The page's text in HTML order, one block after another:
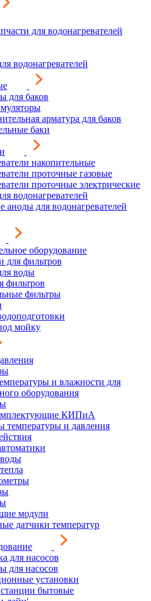
для водонагревателей
водонагревателей
для баков
арматура для баков
баки
накопительные
проточные газовые
проточные электрические
водонагревателей
аноды для водонагревателей
оборудование
для фильтров
воды
фильтров
фильтры
мойку
и влажности для
оборудования
КИПиА
температуры и давления
модули
датчики температур
для насосов
для насосов
установки
бытовые